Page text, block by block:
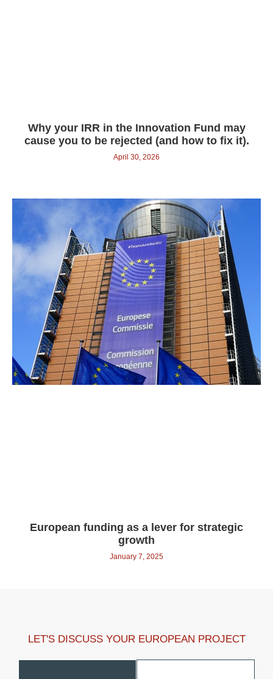
Why your IRR in the Innovation Fund may
cause you to be rejected (and how to fix it).
April 30, 2026
European funding as a lever for strategic
growth
January 7, 2025
LET'S DISCUSS YOUR EUROPEAN PROJECT